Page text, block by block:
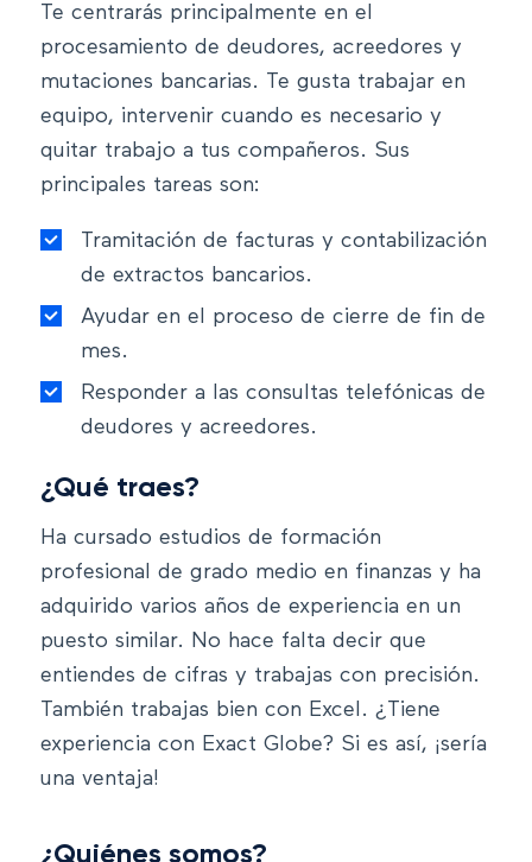
Te centrarás principalmente en el
procesamiento de deudores, acreedores y
mutaciones bancarias. Te gusta trabajar en
equipo, intervenir cuando es necesario y
quitar trabajo a tus compañeros. Sus
principales tareas son:
Tramitación de facturas y contabilización
de extractos bancarios.
Ayudar en el proceso de cierre de fin de
mes.
Responder a las consultas telefónicas de
deudores y acreedores.
¿Qué traes?
Ha cursado estudios de formación
profesional de grado medio en finanzas y ha
adquirido varios años de experiencia en un
puesto similar. No hace falta decir que
entiendes de cifras y trabajas con precisión.
También trabajas bien con Excel. ¿Tiene
experiencia con Exact Globe? Si es así, ¡sería
una ventaja!
¿Quiénes somos?